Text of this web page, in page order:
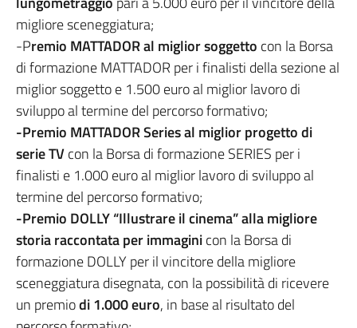
migliore sceneggiatura;
-Premio MATTADOR al miglior soggetto con la Borsa
di formazione MATTADOR per i finalisti della sezione al
miglior soggetto e 1.500 euro al miglior lavoro di
sviluppo al termine del percorso formativo;
-Premio MATTADOR Series al miglior progetto di
serie TVcon la Borsa di formazione SERIES per i
finalisti e 1.000 euro al miglior lavoro di sviluppo al
termine del percorso formativo;
-Premio DOLLY “Illustrare il cinema” alla migliore
storia raccontata per immaginicon la Borsa di
formazione DOLLY per il vincitore della migliore
sceneggiatura disegnata, con la possibilità di ricevere
un premiodi 1.000 euro, in base al risultato del